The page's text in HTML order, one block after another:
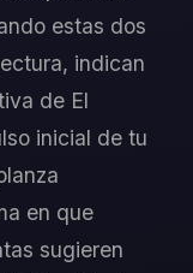
estas dos
indican
de El
inicial de tu
en que
sugieren